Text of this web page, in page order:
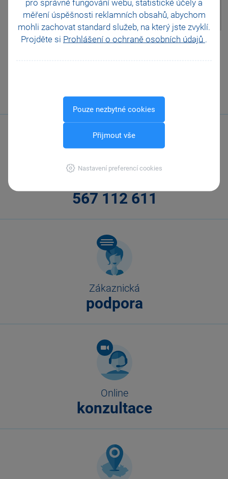
pro správné fungování webu, statistické účely a
měření úspěšnosti reklamních obsahů, abychom
mohli zachovat standard služeb, na který jste zvyklí.
Projděte si Prohlášení o ochraně osobních údajů .
Pouze nezbytné cookies
Přijmout vše
Nastavení preferencí cookies
vyvolané pravým tlačítkem
myši.
Pomohla Vám tato
567 112 611
Zákaznická
podpora
Online
konzultace